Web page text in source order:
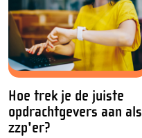
Hoe trek je de juiste
opdrachtgevers aan als
zzp'er?